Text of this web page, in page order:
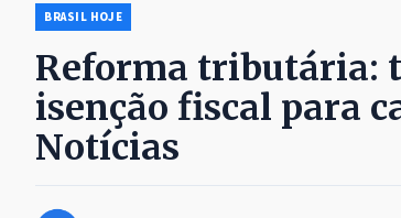
BRASIL HOJE
Reforma tributária:
isenção fiscal para
Notícias